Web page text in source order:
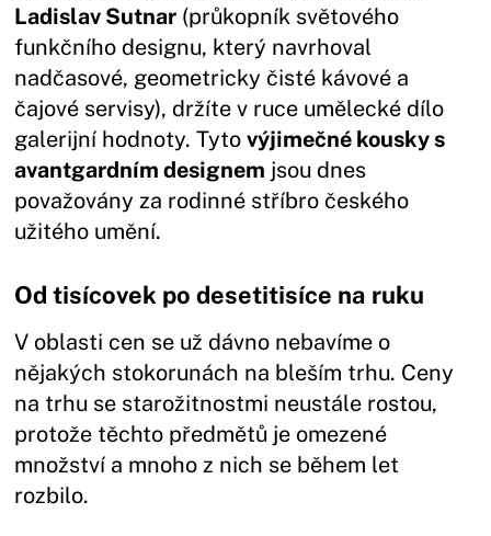
Ladislav Sutnar (průkopník světového
funkčního designu, který navrhoval
nadčasové, geometricky čisté kávové a
čajové servisy), držíte v ruce umělecké dílo
galerijní hodnoty. Tytovýjimečné kousky s
avantgardním designem jsou dnes
považovány za rodinné stříbro českého
užitého umění.
Od tisícovek po desetitisíce na ruku
V oblasti cen se už dávno nebavíme o
nějakých stokorunách na bleším trhu. Ceny
na trhu se starožitnostmi neustále rostou,
protože těchto předmětů je omezené
množství a mnoho z nich se během let
rozbilo.